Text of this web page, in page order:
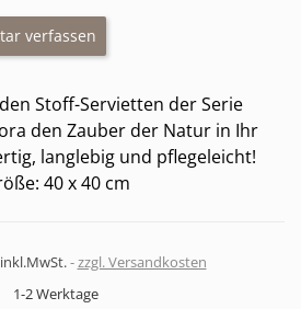
verfassen
Stoff-Servietten der Serie
den Zauber der Natur in Ihr
langlebig und pflegeleicht!
40 x 40 cm
inkl.MwSt. zzgl. Versandkosten
1-2 Werktage